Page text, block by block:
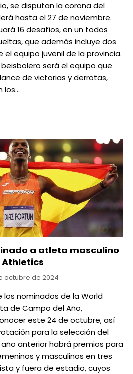
se disputan la corona del
hasta el 27 de noviembre.
16 desafíos, en un todos
que además incluye dos
equipo juvenil de la provincia.
será el equipo que
de victorias y derrotas,
los…
a atleta masculino
Athletics
octubre de 2024
los nominados de la World
de Campo del Año,
este 24 de octubre, así
para la selección del
año anterior habrá premios para
y masculinos en tres
y fuera de estadio, cuyos